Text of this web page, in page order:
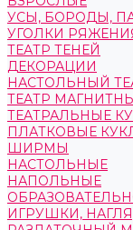
УСЫ, БОРОДЫ,
УГОЛКИ
ТЕАТР ТЕНЕЙ
ДЕКОРАЦИИ
НАСТОЛЬНЫЙ
ТЕАТР
ТЕАТРАЛЬНЫЕ
ПЛАТКОВЫЕ
ШИРМЫ
НАСТОЛЬНЫЕ
НАПОЛЬНЫЕ
ИГРУШКИ,